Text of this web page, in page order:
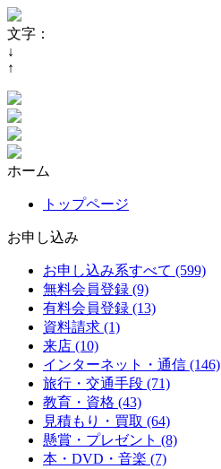
文字：
↓
↑
ホーム
トップページ
お申し込み
お申し込み系すべて (599)
無料会員登録 (9)
有料会員登録 (13)
資料請求 (1)
来店 (10)
インターネット・通信 (146)
旅行・交通手段 (71)
教育・資格 (43)
見積もり・買取 (64)
懸賞・プレゼント (8)
本・DVD・音楽 (7)